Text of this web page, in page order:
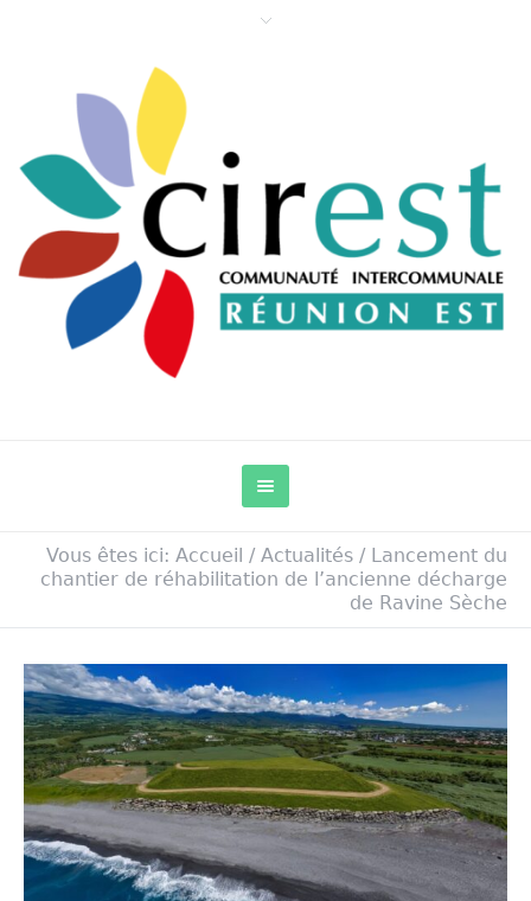
Vous êtes ici: Accueil / Actualités / Lancement du
chantier de réhabilitation de l’ancienne décharge
de Ravine Sèche